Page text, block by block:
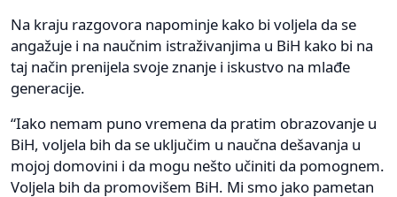
Na kraju razgovora napominje kako bi voljela da se
angažuje i na naučnim istraživanjima u BiH kako bi na
taj način prenijela svoje znanje i iskustvo na mlađe
generacije.
“Iako nemam puno vremena da pratim obrazovanje u
BiH, voljela bih da se uključim u naučna dešavanja u
mojoj domovini i da mogu nešto učiniti da pomognem.
Voljela bih da promovišem BiH. Mi smo jako pametan